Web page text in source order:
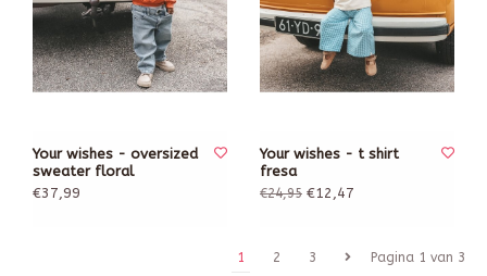
Your wishes - oversized
sweater floral
€37,99
Your wishes - t shirt
fresa
€24,95 €12,47
Pagina 1 van 3
1 2 3